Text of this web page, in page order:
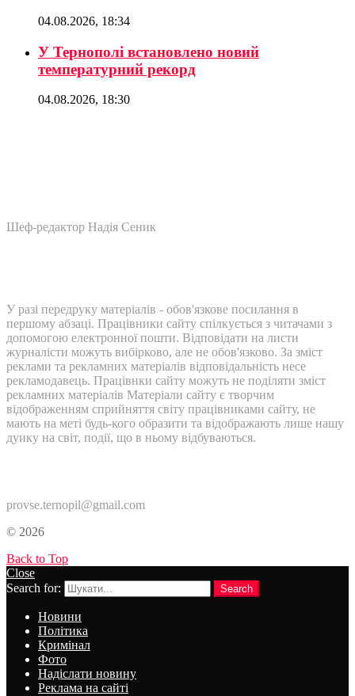
04.08.2026, 18:34
У Тернополі встановлено новий
температурний рекорд
04.08.2026, 18:30
Шеф-редактор Надія Сеник
У разі передруку матеріалів - обов'язкове посилання в
першому абзаці. Працівники сайту спілкується з читачами з
допомогою електронної пошти. Відповідати на листи
журналісти можуть вибірково, але не обов'язково. За зміст
реклами та рекламних матеріалів відповідальність несе
рекламодавець. Працівнки сайту можуть не поділяти зміст
рекламних матеріалів Матеріали сайту є творчим
відображенням сприйняття світу працівниками сайту, не
мають на меті будь-кого образити та відображають лише нашу
дуику на світ, події, що в ньому відбуваються.
provse.ternopil@gmail.com
© 2026
Back to Top
Close
Search for:
Search
Новини
Політика
Кримінал
Фото
Надіслати новину
Реклама на сайті